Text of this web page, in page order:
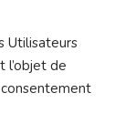
Utilisateurs
l’objet de